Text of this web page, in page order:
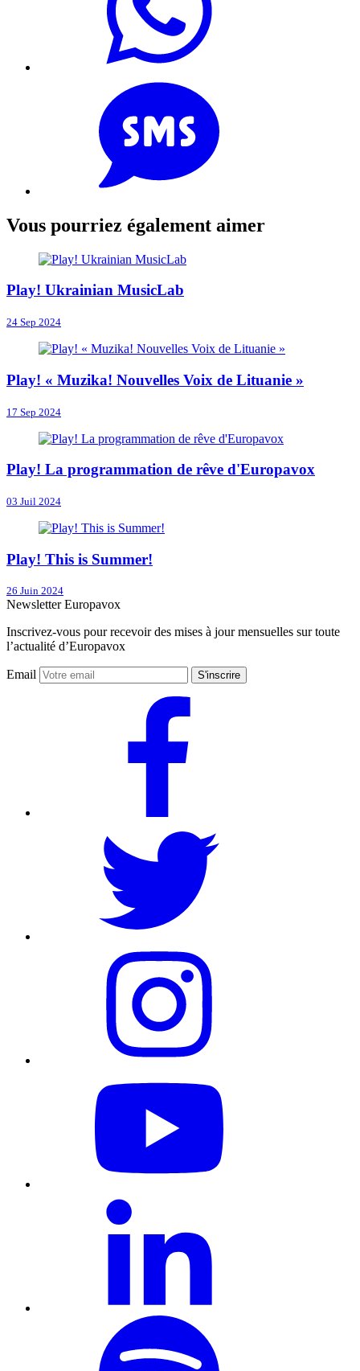
Vous pourriez également aimer
Play! Ukrainian MusicLab
24 Sep 2024
Play! « Muzika! Nouvelles Voix de Lituanie »
17 Sep 2024
Play! La programmation de rêve d'Europavox
03 Juil 2024
Play! This is Summer!
26 Juin 2024
Newsletter Europavox
Inscrivez-vous pour recevoir des mises à jour mensuelles sur toute
l’actualité d’Europavox
Email S'inscrire